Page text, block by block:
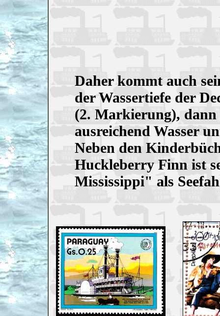
Daher kommt auch
der Wassertiefe der
(2. Markierung),
ausreichend Wasser
Neben den
Huckleberry Finn ist
Mississippi" als